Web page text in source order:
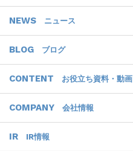
NEWS ニュース
BLOG ブログ
CONTENT お役立ち資料・動画
COMPANY 会社情報
IR IR情報